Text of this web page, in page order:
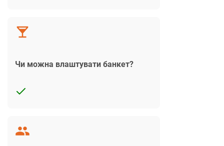
Чи можна влаштувати банкет?